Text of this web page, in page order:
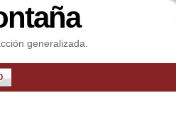
generalizada.